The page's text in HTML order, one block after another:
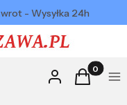
- Wysyłka 24h
Zaloguj sięProdukty
Koszyk